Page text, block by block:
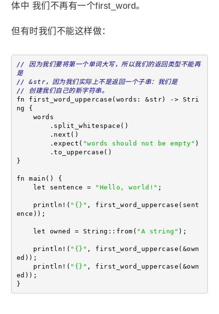
体中 我们不再有一个first_word。
但有时我们不能这样做：
// 因为我们要将第一个单词大写，所以我们的返回类型不能再
是
// &str，因为我们实际上不是返回一个子串：我们是
// 创建我们自己的新字符串。
fn first_word_uppercase(words: &str) -> Stri
ng {
words
.split_whitespace()
.next()
.expect( "words should not be empty" )
.to_uppercase()
}
fn main() {
let sentence =
"Hello, world!" ;
println!( "{}" , first_word_uppercase(sent
ence));
let owned = String::from( "A string" );
println!( "{}" , first_word_uppercase(&own
ed));
println!( "{}" , first_word_uppercase(&own
ed));
}